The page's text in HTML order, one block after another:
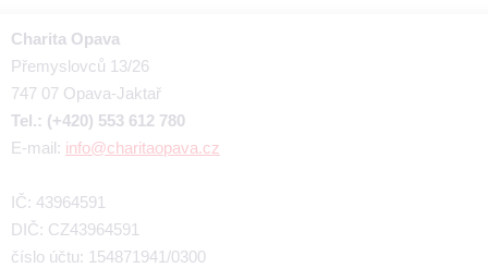
Charita Opava
Přemyslovců 13/26
747 07 Opava-Jaktař
Tel.: (+420) 553 612 780
E-mail: info@charitaopava.cz
IČ: 43964591
DIČ: CZ43964591
číslo účtu: 154871941/0300